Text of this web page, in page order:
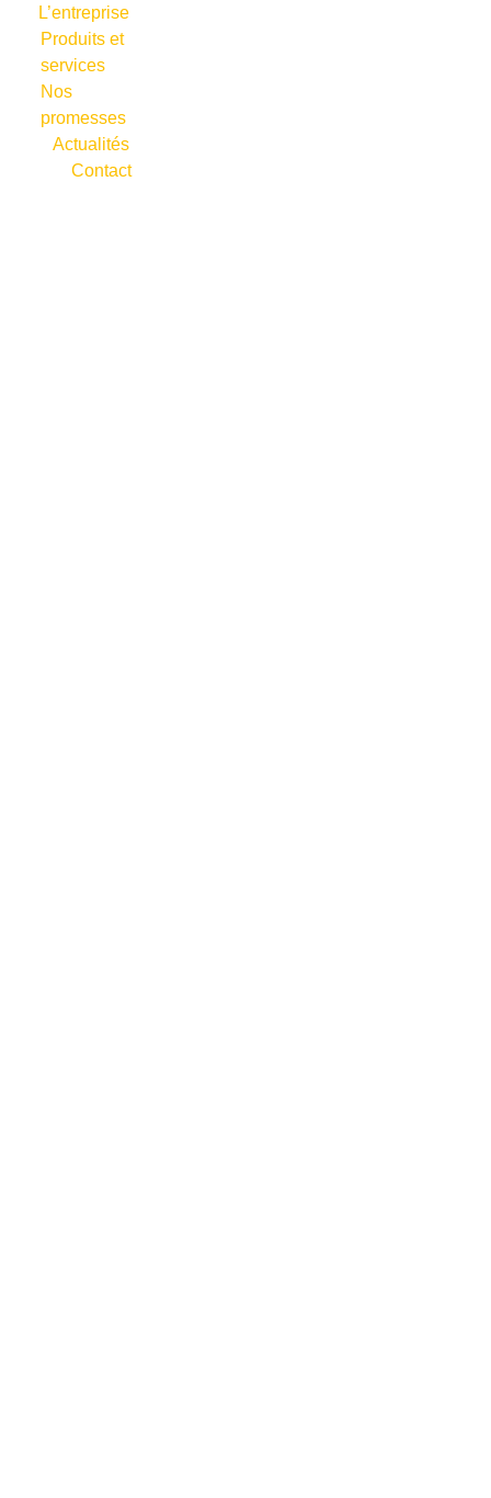
L’entreprise
Produits et
services
Nos
promesses
Actualités
Contact